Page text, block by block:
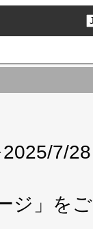
7/28
ジ」 をご